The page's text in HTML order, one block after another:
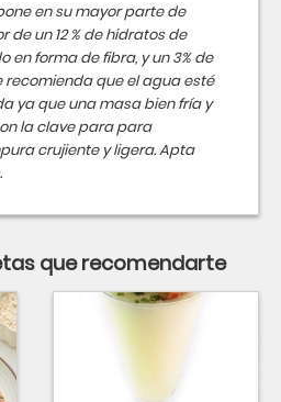
en su mayor parte de
un 12 % de hidratos de
en forma de fibra, y un 3% de
recomienda que el agua esté
ya que una masa bien fría y
la clave para para
crujiente y ligera. Apta
que recomendarte